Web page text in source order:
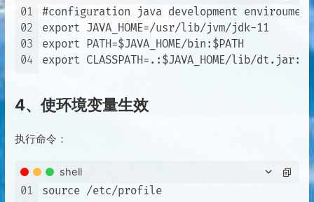
01
02
03
04
#configuration java development enviroument
export JAVA_HOME=/usr/lib/jvm/jdk-11
export PATH=$JAVA_HOME/bin:$PATH
4、使环境变量生效
执行命令：
shell
01